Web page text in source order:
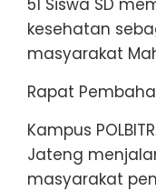
51 Siswa SD
kesehatan
masyarakat
Rapat
Kampus
Jateng
masyarakat